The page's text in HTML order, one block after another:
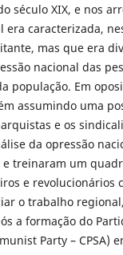
século XIX, e nos
era caracterizada,
mas que era
nacional das
população. Em
assumindo uma
e os
da opressão
treinaram um
e revolucionários
o trabalho
a formação do
Party – CPSA)